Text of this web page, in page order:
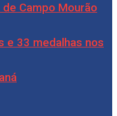
Campo Mourão
e 33 medalhas nos